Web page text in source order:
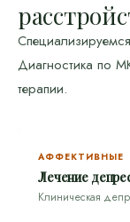
Диагностика по
терапии.
АФФЕКТИВНЫЕ
Лечение
Клиническая